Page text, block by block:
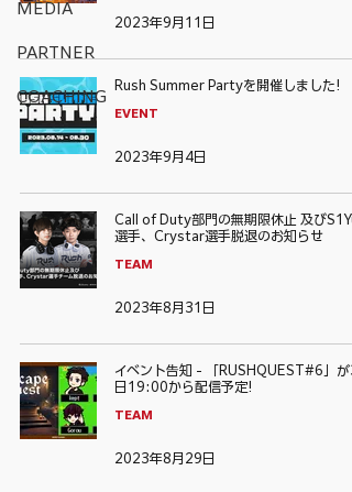
MEDIA
PARTNER
COACHING
2023年9月11日
Rush Summer Partyを開催しました!
EVENT
2023年9月4日
Call of Duty部門の無期限休止 及び
選手、Crystar選手脱退のお知らせ
TEAM
2023年8月31日
イベント告知 - 「RUSHQUEST#6」が
日19:00から配信予定!
TEAM
2023年8月29日